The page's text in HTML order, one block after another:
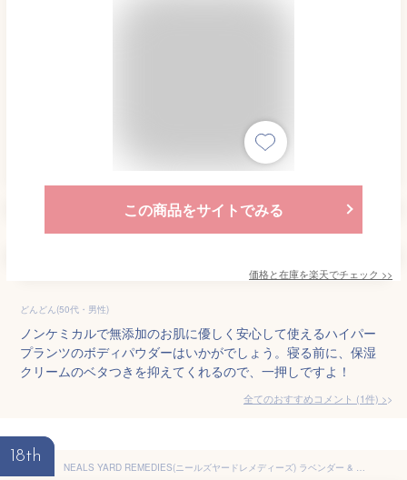
この商品をサイトでみる
価格と在庫を楽天でチェック >>
どんどん(50代・男性)
ノンケミカルで無添加のお肌に優しく安心して使えるハイパー
プランツのボディパウダーはいかがでしょう。寝る前に、保湿
クリームのベタつきを抑えてくれるので、一押しですよ！
全てのおすすめコメント (1件) >
18th
NEALS YARD REMEDIES(ニールズヤードレメディーズ) ラベンダー & ティートリー ボディパウダー ラベンダー & ティートリー 100グラム (x 1)